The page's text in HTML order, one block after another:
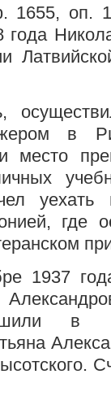
оп.
в
место
уехать
где
1937
в